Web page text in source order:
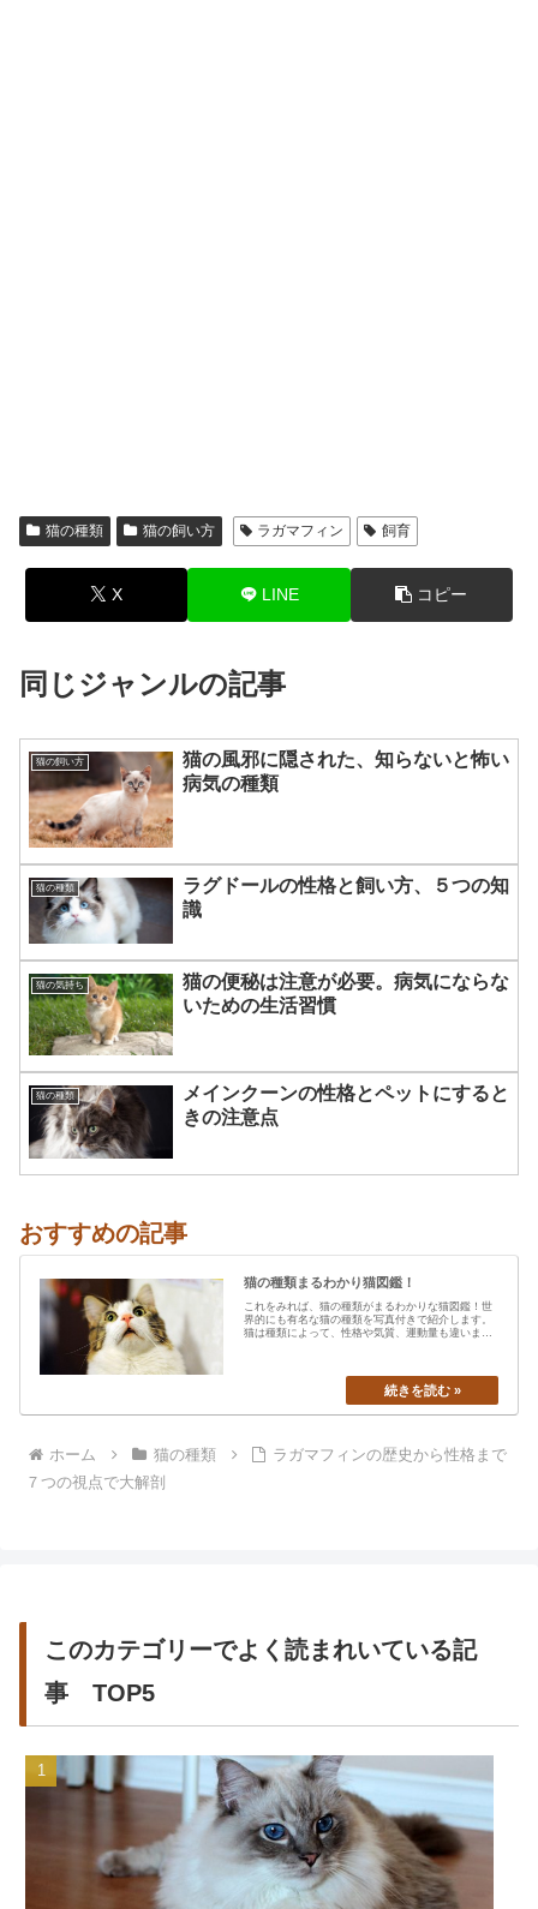
猫の種類 猫の飼い方 ラガマフィン 飼育
X LINE コピー
同じジャンルの記事
猫の飼い方
猫の風邪に隠された、知らないと怖い
病気の種類
猫の種類
ラグドールの性格と飼い方、５つの知
識
猫の気持ち
猫の便秘は注意が必要。病気にならな
いための生活習慣
猫の種類
メインクーンの性格とペットにすると
きの注意点
おすすめの記事
猫の種類まるわかり猫図鑑！
これをみれば、猫の種類がまるわかりな猫図鑑！世
界的にも有名な猫の種類を写真付きで紹介します。
猫は種類によって、性格や気質、運動量も違います
ホーム 猫の種類
ラガマフィンの歴史から性格まで
７つの視点で大解剖
このカテゴリーでよく読まれいている記
事 TOP5